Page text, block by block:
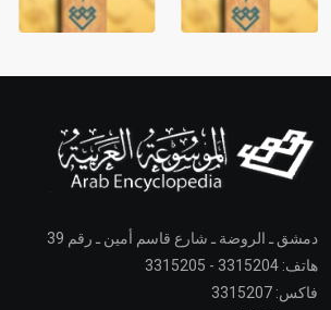
دمشق ـ الروضة ـ شارع قاسم أمين ـ رقم 39
هاتف: 3315204 - 3315205
فاكس: 3315207